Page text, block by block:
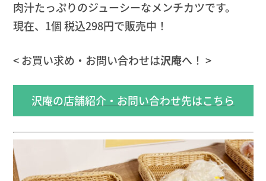
肉汁たっぷりのジューシーなメンチカツです。
現在、1個 税込298円で販売中！
< お買い求め・お問い合わせは沢庵へ！ >
沢庵の店舗紹介・お問い合わせ先はこちら